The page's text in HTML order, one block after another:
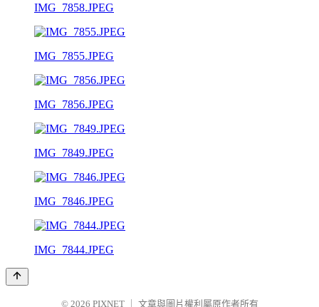
IMG_7858.JPEG
IMG_7855.JPEG
IMG_7856.JPEG
IMG_7849.JPEG
IMG_7846.JPEG
IMG_7844.JPEG
© 2026 PIXNET 文章與圖片權利屬原作者所有